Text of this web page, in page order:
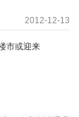
米，目前已溢价
价，最新报价
，正式开拍前
/平。 【网友快
价格打上去 大
我相信京城的
是志在必得
业的模式较为合
了今年佛山土地
济新闻》记者
市场年末的持续
、佳兆业、碧
的南海桂城金
少。根据泛澳地
月出让收入逾90
近期房企拿下
2012-12-13
市或迎来